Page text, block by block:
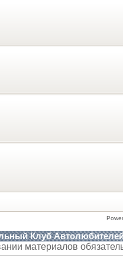
Клуб
материалов